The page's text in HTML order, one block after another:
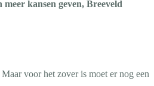
kansen geven, Breeveld
voor het zover is moet er nog een